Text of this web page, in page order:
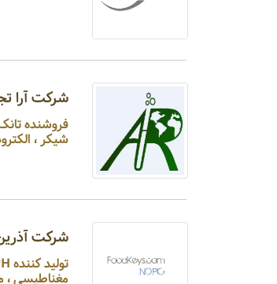
شرکت آرا
شیکر ،
شرکت
مغناطیسی ، میکسررولر،